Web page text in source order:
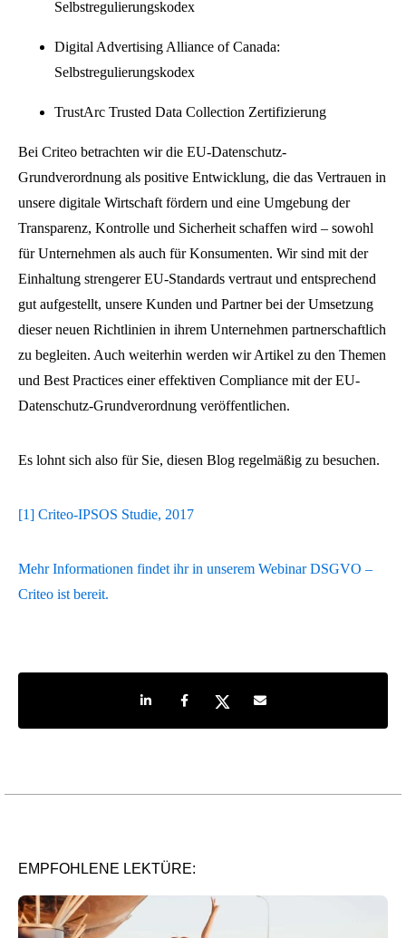
Selbstregulierungskodex
Digital Advertising Alliance of Canada:
Selbstregulierungskodex
TrustArc Trusted Data Collection Zertifizierung
Bei Criteo betrachten wir die EU-Datenschutz-
Grundverordnung als positive Entwicklung, die das Vertrauen in
unsere digitale Wirtschaft fördern und eine Umgebung der
Transparenz, Kontrolle und Sicherheit schaffen wird – sowohl
für Unternehmen als auch für Konsumenten. Wir sind mit der
Einhaltung strengerer EU-Standards vertraut und entsprechend
gut aufgestellt, unsere Kunden und Partner bei der Umsetzung
dieser neuen Richtlinien in ihrem Unternehmen partnerschaftlich
zu begleiten. Auch weiterhin werden wir Artikel zu den Themen
und Best Practices einer effektiven Compliance mit der EU-
Datenschutz-Grundverordnung veröffentlichen.
Es lohnt sich also für Sie, diesen Blog regelmäßig zu besuchen.
[1] Criteo-IPSOS Studie, 2017
Mehr Informationen findet ihr in unserem Webinar DSGVO –
Criteo ist bereit.
Share on LinkedIn
Share on Facebook
Share on TwitterShare by e-mail
EMPFOHLENE LEKTÜRE: